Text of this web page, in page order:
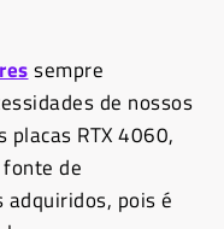
sempre
de nossos
placas RTX 4060,
de
pois é